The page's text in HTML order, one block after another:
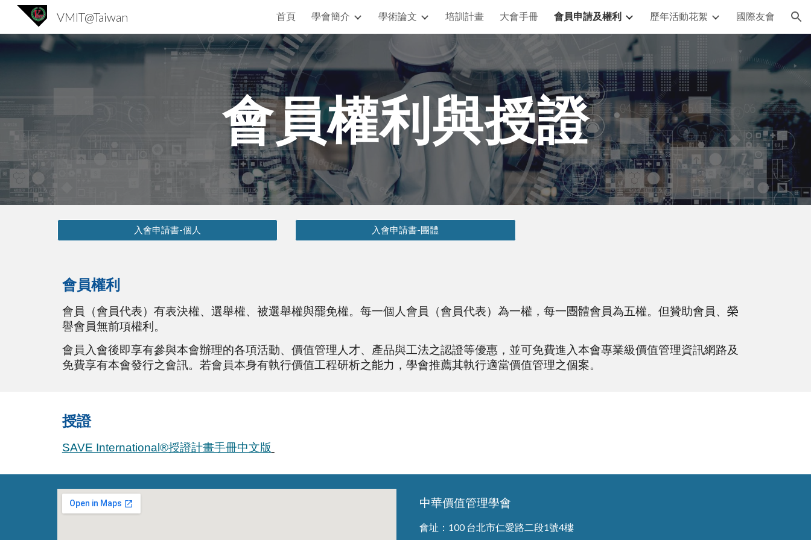
Skip to main content Skip to navigation
VMIT@Taiwan 首頁 學會簡介 學術論文 培訓計畫 大會手冊 會員申請及權利 歷年活動花絮 國際友會
會員權利與授證
入會申請書-個人 入會申請書-團體
會員權利
會員（會員代表）有表決權、選舉權、被選舉權與罷免權。每一個人會員（會員代表）為一權，每一團體會員為五權。但贊助會員、榮
譽會員無前項權利。
會員入會後即享有參與本會辦理的各項活動、價值管理人才、產品與工法之認證等優惠，並可免費進入本會專業級價值管理資訊網路及
免費享有本會發行之會訊。若會員本身有執行價值工程研析之能力，學會推薦其執行適當價值管理之個案。
授證
SAVE International®授證計畫手冊中文版
中華價值管理學會
會址： 100 台北市仁愛路二段1號4樓